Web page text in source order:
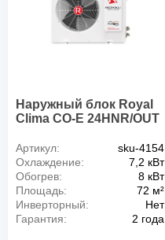
Наружный блок Royal
Clima CO-E 24HNR/OUT
Артикул:
sku-4154
Охлаждение:
7,2 кВт
Обогрев:
8 кВт
Площадь:
72 м²
Инверторный:
Нет
Гарантия:
2 года